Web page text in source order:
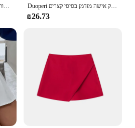
Duoperi נשים אופנה פשוט חצאית אסימטרי אישה שיק אישה מזדמן בסיסי קצרים
₪26.73